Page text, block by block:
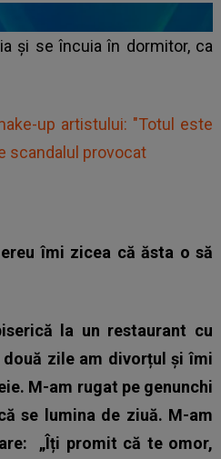
și se încuia în dormitor, ca
up artistului: "Totul este
scandalul provocat
îmi zicea că ăsta o să
la un restaurant cu
zile am divorțul și îmi
M-am rugat pe genunchi
se lumina de ziuă. M-am
„Îți promit că te omor,